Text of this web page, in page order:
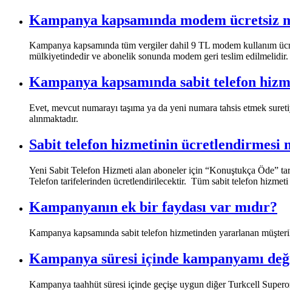
Kampanya kapsamında modem ücretsiz
​Kampanya kapsamında tüm vergiler dahil 9 TL modem kullanım
mülkiyetindedir ve abonelik sonunda modem geri teslim
Kampanya kapsamında sabit telefon
​Evet, mevcut numarayı taşıma ya da yeni numara tahsis etmek
alınmaktadır.​
Sabit telefon hizmetinin ücretlendirmesi
​Yeni Sabit Telefon Hizmeti alan aboneler için “Konuştukça Öde”
Telefon tarifelerinden ücretlendirilecektir. Tüm sabit telefon
Kampanyanın ek bir faydası var mıdır?
​Kampanya kapsamında sabit telefon hizmetinden yararlanan
Kampanya süresi içinde kampanyamı
​Kampanya taahhüt süresi içinde geçişe uygun diğer Turkcell